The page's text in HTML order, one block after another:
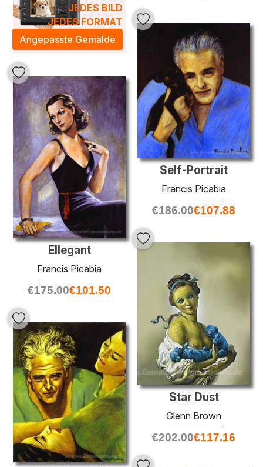
JEDES BILD
JEDES FORMAT
Angepasste Gemälde
Self-Portrait
Francis Picabia
€186.00€107.88
Ellegant
Francis Picabia
€175.00€101.50
Star Dust
Glenn Brown
€202.00€117.16